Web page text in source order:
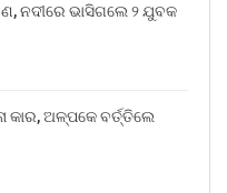
ନଦୀରେ ଭାସିଗଲେ ୨ ଯୁବକ
କାର, ଅଳ୍ପକେ ବର୍ତ୍ତିଲେ